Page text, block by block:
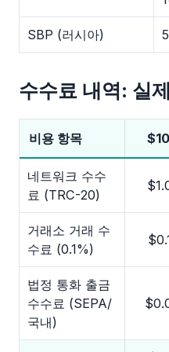
SBP (러시아)
수수료 내역: 실
비용 항목
네트워크 수수
료 (TRC-20)
거래소 거래 수
수료 (0.1%)
법정 통화 출금
수수료 (SEPA/
국내)